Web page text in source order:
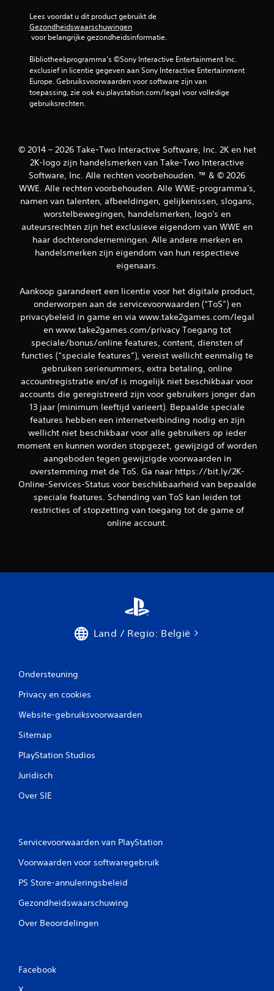
Lees voordat u dit product gebruikt de
Gezondheidswaarschuwingen
voor belangrijke gezondheidsinformatie.
Bibliotheekprogramma's ©Sony Interactive Entertainment Inc.
exclusief in licentie gegeven aan Sony Interactive Entertainment
Europe. Gebruiksvoorwaarden voor software zijn van
toepassing, zie ook eu.playstation.com/legal voor volledige
gebruiksrechten.
© 2014 – 2026 Take-Two Interactive Software, Inc. 2K en het
2K-logo zijn handelsmerken van Take-Two Interactive
Software, Inc. Alle rechten voorbehouden. ™ & © 2026
WWE. Alle rechten voorbehouden. Alle WWE-programma's,
namen van talenten, afbeeldingen, gelijkenissen, slogans,
worstelbewegingen, handelsmerken, logo's en
auteursrechten zijn het exclusieve eigendom van WWE en
haar dochterondernemingen. Alle andere merken en
handelsmerken zijn eigendom van hun respectieve
eigenaars.
Aankoop garandeert een licentie voor het digitale product,
onderworpen aan de servicevoorwaarden (“ToS”) en
privacybeleid in game en via www.take2games.com/legal
en www.take2games.com/privacy Toegang tot
speciale/bonus/online features, content, diensten of
functies (“speciale features”), vereist wellicht eenmalig te
gebruiken serienummers, extra betaling, online
accountregistratie en/of is mogelijk niet beschikbaar voor
accounts die geregistreerd zijn voor gebruikers jonger dan
13 jaar (minimum leeftijd varieert). Bepaalde speciale
features hebben een internetverbinding nodig en zijn
wellicht niet beschikbaar voor alle gebruikers op ieder
moment en kunnen worden stopgezet, gewijzigd of worden
aangeboden tegen gewijzigde voorwaarden in
overstemming met de ToS. Ga naar https://bit.ly/2K-
Online-Services-Status voor beschikbaarheid van bepaalde
speciale features. Schending van ToS kan leiden tot
restricties of stopzetting van toegang tot de game of
online account.
Land / Regio: België
Ondersteuning
Privacy en cookies
Website-gebruiksvoorwaarden
Sitemap
PlayStation Studios
Juridisch
Over SIE
Servicevoorwaarden van PlayStation
Voorwaarden voor softwaregebruik
PS Store-annuleringsbeleid
Gezondheidswaarschuwing
Over Beoordelingen
Facebook